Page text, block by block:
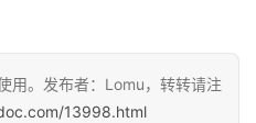
用。发布者：Lomu，转转请注
13998.html